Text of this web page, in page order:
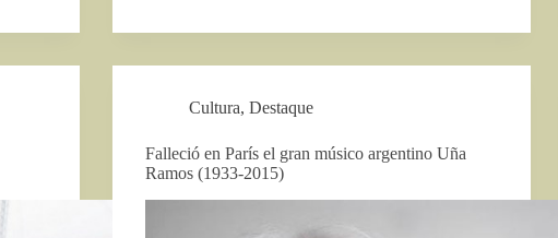
Cultura,Destaque
Falleció en París el gran músico argentino Uña
Ramos (1933-2015)